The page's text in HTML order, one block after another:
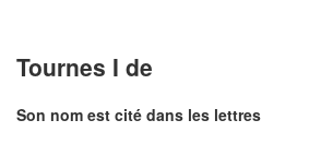
Tournes I de
Son nom est cité dans les lettres